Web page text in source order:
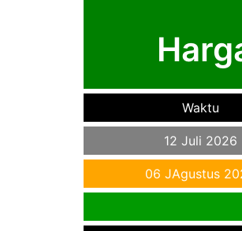
Waktu
12 Juli 2026
06 JAgustus